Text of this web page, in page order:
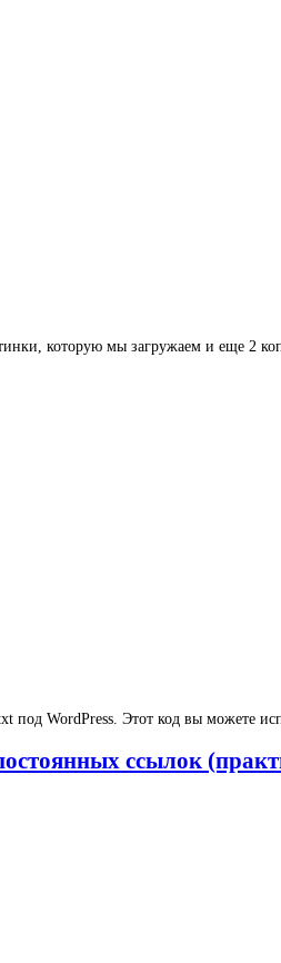
которую мы загружаем и еще 2
WordPress. Этот код вы можете
ссылок